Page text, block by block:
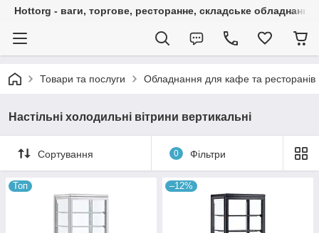
Hottorg - ваги, торгове, ресторанне, складське обладнання
Товари та послуги Обладнання для кафе та ресторанів
Настільні холодильні вітрини вертикальні
Сортування 0 Фільтри
Топ –12%